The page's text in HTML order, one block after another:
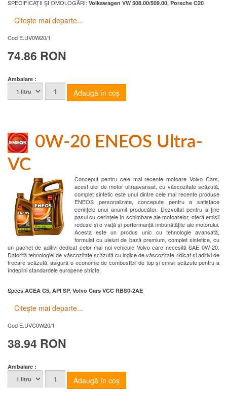
SPECIFICAȚII ŞI OMOLOGĂRI: Volkswagen VW 508.00/509.00, Porsche C20
Citește mai departe...
Cod E.UV0W20/1
74.86 RON
Ambalare :
0W-20 ENEOS Ultra-
VC
Conceput pentru cele mai recente motoare Volvo Cars,
acest ulei de motor ultraavansat, cu vâscozitate scăzută,
complet sintetic este unul dintre cele mai recente produse
ENEOS personalizate, concepute pentru a satisface
cerințele unui anumit producător. Dezvoltat pentru a ține
pasul cu cerințele în schimbare ale motoarelor, oferă emisii
reduse și o viață și performanță îmbunătățite ale motorului.
Acesta este un produs unic cu tehnologie avansată,
formulat cu uleiuri de bază premium, complet sintetice, cu
un pachet de aditivi dedicat celor mai noi vehicule Volvo care necesită SAE 0W-20.
Datorită tehnologiei de vâscozitate scăzută cu indice de vâscozitate ridicat și aditivi de
frecare scăzută, asigură o economie de combustibil de top și emisii scăzute pentru a
îndeplini standardele europene stricte.
Specs:ACEA C5, API SP, Volvo Cars VCC RBS0-2AE
Citește mai departe...
Cod E.UVC0W20/1
38.94 RON
Ambalare :